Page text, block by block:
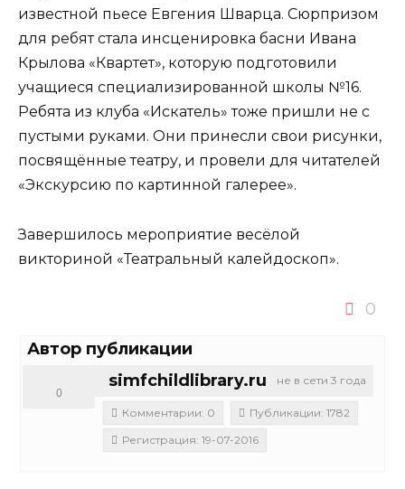
известной пьесе Евгения Шварца. Сюрпризом
для ребят стала инсценировка басни Ивана
Крылова «Квартет», которую подготовили
учащиеся специализированной школы №16.
Ребята из клуба «Искатель» тоже пришли не с
пустыми руками. Они принесли свои рисунки,
посвящённые театру, и провели для читателей
«Экскурсию по картинной галерее».
Завершилось мероприятие весёлой
викториной «Театральный калейдоскоп».
0
Автор публикации
не в сети 3 года
simfchildlibrary.ru
0
Комментарии: 0
Публикации: 1782
Регистрация: 19-07-2016